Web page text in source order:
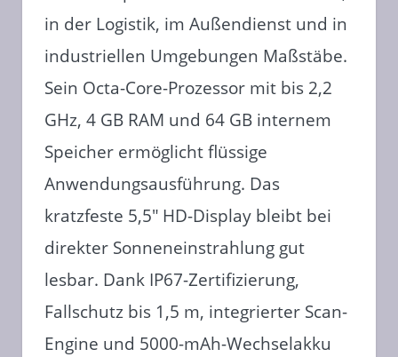
in der Logistik, im Außendienst und in
industriellen Umgebungen Maßstäbe.
Sein Octa-Core-Prozessor mit bis 2,2
GHz, 4 GB RAM und 64 GB internem
Speicher ermöglicht flüssige
Anwendungsausführung. Das
kratzfeste 5,5″ HD-Display bleibt bei
direkter Sonneneinstrahlung gut
lesbar. Dank IP67-Zertifizierung,
Fallschutz bis 1,5 m, integrierter Scan-
Engine und 5000-mAh-Wechselakku